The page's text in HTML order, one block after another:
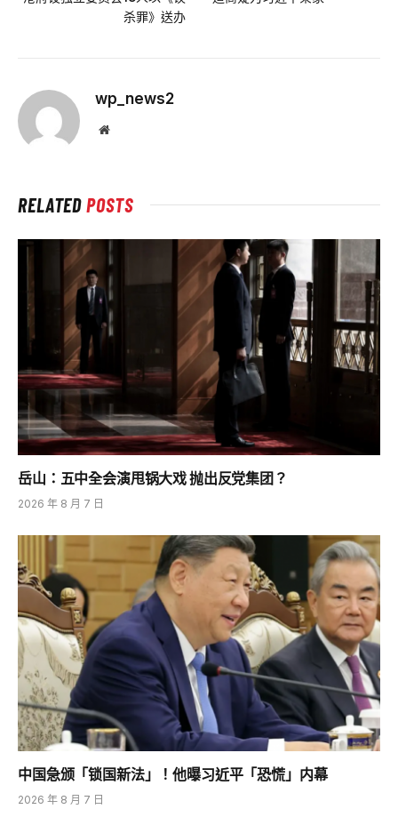
杀罪》送办
wp_news2
Website
RELATEDPOSTS
岳山：五中全会演甩锅大戏 抛出反党集团？
2026 年 8 月 7 日
中国急颁「锁国新法」！他曝习近平「恐慌」内幕
2026 年 8 月 7 日